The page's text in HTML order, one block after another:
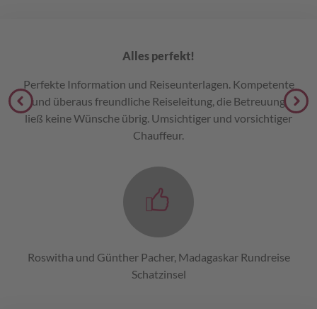
Alles perfekt!
Perfekte Information und Reiseunterlagen. Kompetente
und überaus freundliche Reiseleitung, die Betreuung
ließ keine Wünsche übrig. Umsichtiger und vorsichtiger
Chauffeur.
Roswitha und Günther Pacher, Madagaskar Rundreise
Schatzinsel